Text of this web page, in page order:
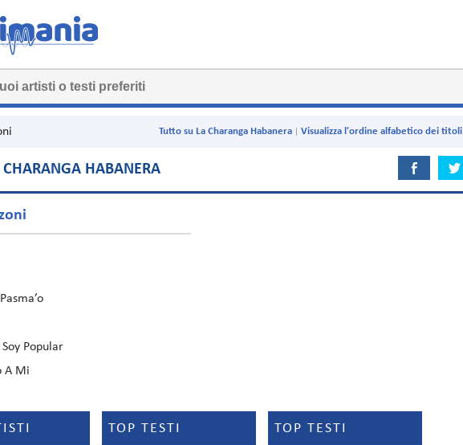
Visualizza l'ordine alfabetico dei titoli
Tutto su La Charanga Habanera
CHARANGA HABANERA
Popular
A Mi
TOP TESTI TOP TESTI